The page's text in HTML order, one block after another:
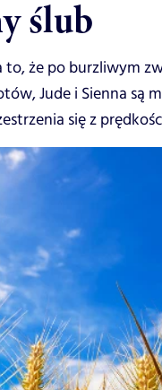
ślub
to, że po burzliwym
Jude i Sienna są
się z